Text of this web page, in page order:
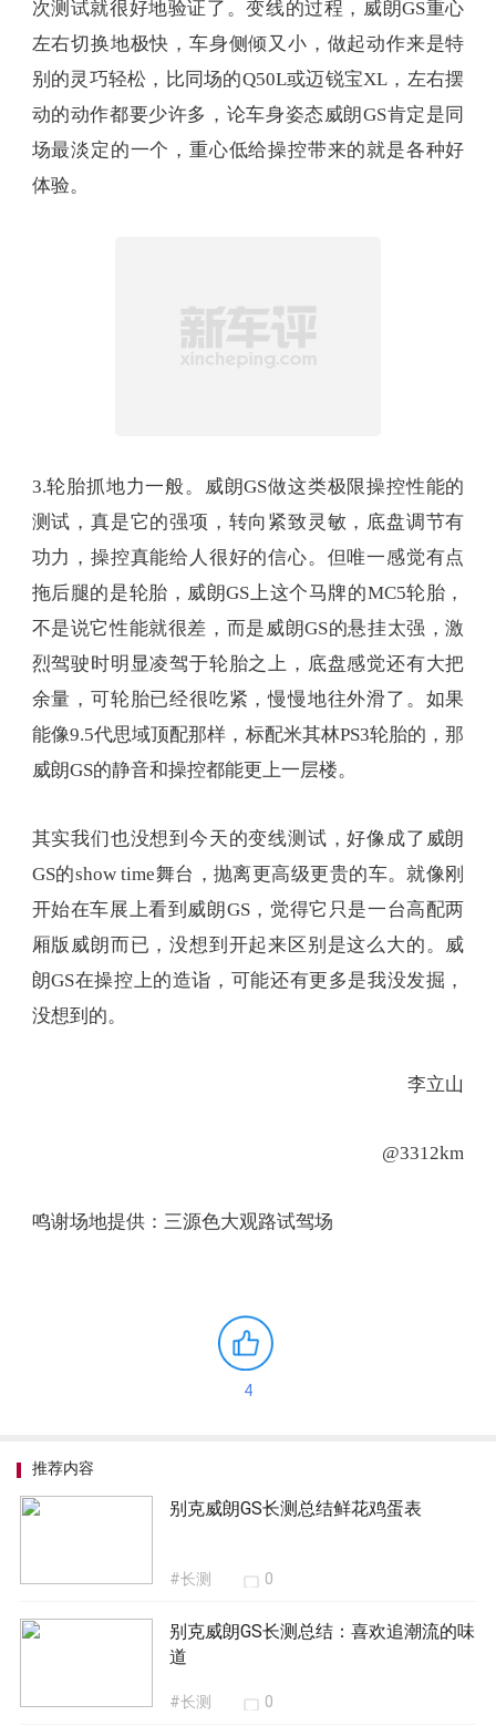
次测试就很好地验证了。变线的过程，威朗GS重心
左右切换地极快，车身侧倾又小，做起动作来是特
别的灵巧轻松，比同场的Q50L或迈锐宝XL，左右摆
动的动作都要少许多，论车身姿态威朗GS肯定是同
场最淡定的一个，重心低给操控带来的就是各种好
体验。
3.轮胎抓地力一般。威朗GS做这类极限操控性能的
测试，真是它的强项，转向紧致灵敏，底盘调节有
功力，操控真能给人很好的信心。但唯一感觉有点
拖后腿的是轮胎，威朗GS上这个马牌的MC5轮胎，
不是说它性能就很差，而是威朗GS的悬挂太强，激
烈驾驶时明显凌驾于轮胎之上，底盘感觉还有大把
余量，可轮胎已经很吃紧，慢慢地往外滑了。如果
能像9.5代思域顶配那样，标配米其林PS3轮胎的，那
威朗GS的静音和操控都能更上一层楼。
其实我们也没想到今天的变线测试，好像成了威朗
GS的show time舞台，抛离更高级更贵的车。就像刚
开始在车展上看到威朗GS，觉得它只是一台高配两
厢版威朗而已，没想到开起来区别是这么大的。威
朗GS在操控上的造诣，可能还有更多是我没发掘，
没想到的。
李立山
@3312km
鸣谢场地提供：三源色大观路试驾场
4
推荐内容
别克威朗GS长测总结鲜花鸡蛋表
#长测 0
别克威朗GS长测总结：喜欢追潮流的味
道
#长测 0